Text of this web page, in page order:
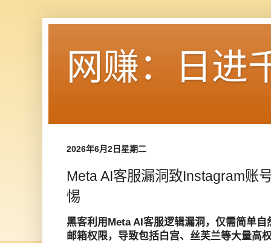
网赚：日进
2026年6月2日星期二
Meta AI客服漏洞致Instagram账
惕
黑客利用Meta AI客服逻辑漏洞，仅需简单
邮箱权限，导致包括白宫、丝芙兰等大量高